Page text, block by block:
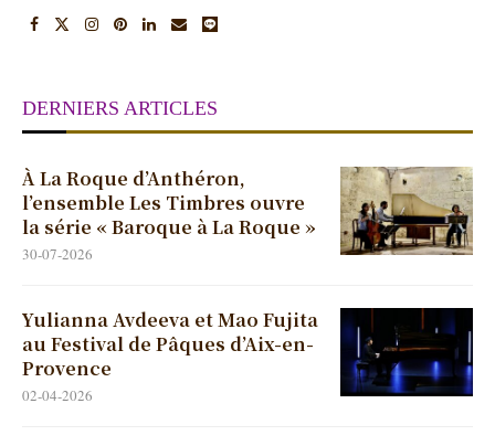
DERNIERS ARTICLES
À La Roque d’Anthéron,
l’ensemble Les Timbres ouvre
la série « Baroque à La Roque »
30-07-2026
Yulianna Avdeeva et Mao Fujita
au Festival de Pâques d’Aix-en-
Provence
02-04-2026